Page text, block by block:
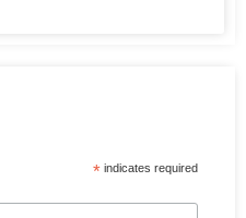
*indicates required